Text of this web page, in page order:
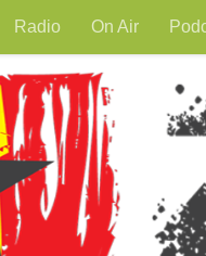
Radio On Air